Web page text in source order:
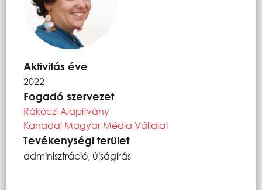
Aktivitás éve
2022
Fogadó szervezet
Rákóczi Alapítvány
Kanadai Magyar Média Vállalat
Tevékenységi terület
adminisztráció, újságírás